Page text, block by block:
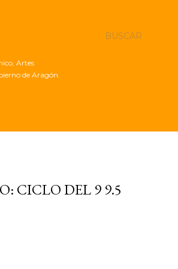
BUSCAR
Artes
de Aragón.
CICLO DEL 9 9.5